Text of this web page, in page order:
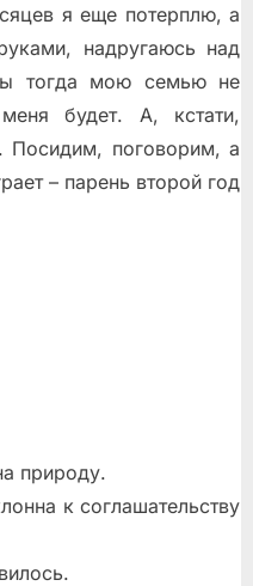
я еще потерплю, а
надругаюсь над
тогда мою семью не
будет. А, кстати,
Посидим, поговорим, а
– парень второй год
природу.
к соглашательству